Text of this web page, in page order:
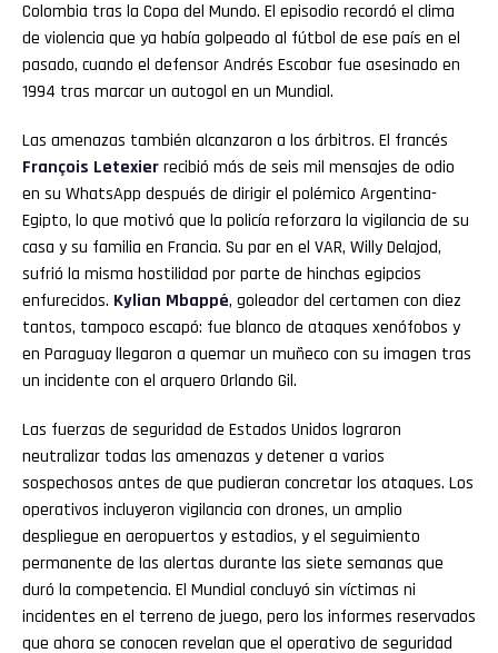
Colombia tras la Copa del Mundo. El episodio recordó el clima
de violencia que ya había golpeado al fútbol de ese país en el
pasado, cuando el defensor Andrés Escobar fue asesinado en
1994 tras marcar un autogol en un Mundial.
Las amenazas también alcanzaron a los árbitros. El francés
François Letexierrecibió más de seis mil mensajes de odio
en su WhatsApp después de dirigir el polémico Argentina-
Egipto, lo que motivó que la policía reforzara la vigilancia de su
casa y su familia en Francia. Su par en el VAR, Willy Delajod,
sufrió la misma hostilidad por parte de hinchas egipcios
enfurecidos. Kylian Mbappé, goleador del certamen con diez
tantos, tampoco escapó: fue blanco de ataques xenófobos y
en Paraguay llegaron a quemar un muñeco con su imagen tras
un incidente con el arquero Orlando Gil.
Las fuerzas de seguridad de Estados Unidos lograron
neutralizar todas las amenazas y detener a varios
sospechosos antes de que pudieran concretar los ataques. Los
operativos incluyeron vigilancia con drones, un amplio
despliegue en aeropuertos y estadios, y el seguimiento
permanente de las alertas durante las siete semanas que
duró la competencia. El Mundial concluyó sin víctimas ni
incidentes en el terreno de juego, pero los informes reservados
que ahora se conocen revelan que el operativo de seguridad